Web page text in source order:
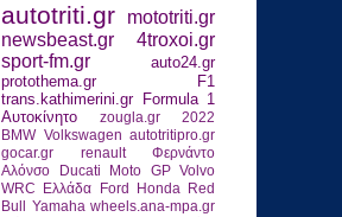
autotriti.gr
mototriti.gr
newsbeast.gr
4troxoi.gr
sport-fm.gr
auto24.gr
protothema.gr
F1
trans.kathimerini.gr
Formula 1
Αυτοκίνητο
zougla.gr
2022
BMW Volkswagen autotritipro.gr
gocar.gr
renault
Φερνάντο
Αλόνσο
Ducati Moto GP Volvo
WRC
Ελλάδα Ford Honda
Red
Bull
Yamaha wheels.ana-mpa.gr